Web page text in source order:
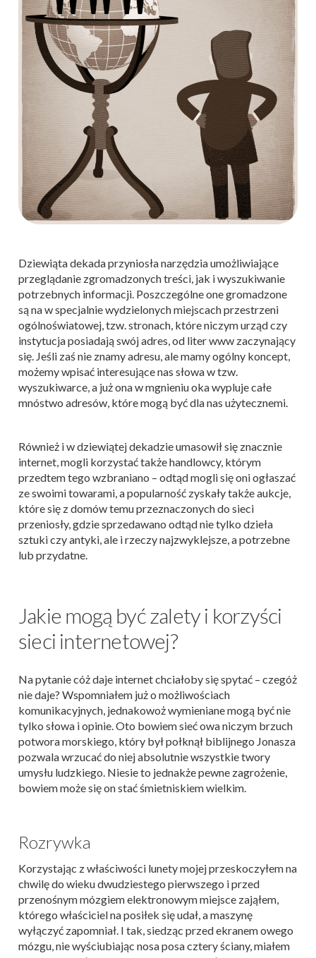
Dziewiąta dekada przyniosła narzędzia umożliwiające
przeglądanie zgromadzonych treści, jak i wyszukiwanie
potrzebnych informacji. Poszczególne one gromadzone
są na w specjalnie wydzielonych miejscach przestrzeni
ogólnoświatowej, tzw. stronach, które niczym urząd czy
instytucja posiadają swój adres, od liter www zaczynający
się. Jeśli zaś nie znamy adresu, ale mamy ogólny koncept,
możemy wpisać interesujące nas słowa w tzw.
wyszukiwarce, a już ona w mgnieniu oka wypluje całe
mnóstwo adresów, które mogą być dla nas użytecznemi.
Również i w dziewiątej dekadzie umasowił się znacznie
internet, mogli korzystać także handlowcy, którym
przedtem tego wzbraniano – odtąd mogli się oni ogłaszać
ze swoimi towarami, a popularność zyskały także aukcje,
które się z domów temu przeznaczonych do sieci
przeniosły, gdzie sprzedawano odtąd nie tylko dzieła
sztuki czy antyki, ale i rzeczy najzwyklejsze, a potrzebne
lub przydatne.
Jakie mogą być zalety i korzyści
sieci internetowej?
Na pytanie cóż daje internet chciałoby się spytać – czegóż
nie daje? Wspomniałem już o możliwościach
komunikacyjnych, jednakowoż wymieniane mogą być nie
tylko słowa i opinie. Oto bowiem sieć owa niczym brzuch
potwora morskiego, który był połknął biblijnego Jonasza
pozwala wrzucać do niej absolutnie wszystkie twory
umysłu ludzkiego. Niesie to jednakże pewne zagrożenie,
bowiem może się on stać śmietniskiem wielkim.
Rozrywka
Korzystając z właściwości lunety mojej przeskoczyłem na
chwilę do wieku dwudziestego pierwszego i przed
przenośnym mózgiem elektronowym miejsce zająłem,
którego właściciel na posiłek się udał, a maszynę
wyłączyć zapomniał. I tak, siedząc przed ekranem owego
mózgu, nie wyściubiając nosa posa cztery ściany, miałem